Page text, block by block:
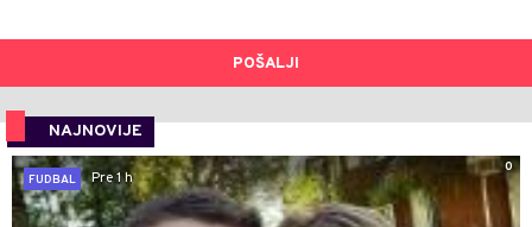
POŠALJI
NAJNOVIJE
0
FUDBAL
Pre 1 h